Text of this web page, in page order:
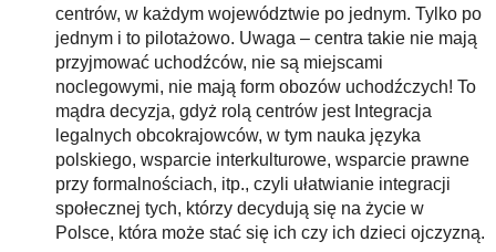
centrów, w każdym województwie po jednym. Tylko po
jednym i to pilotażowo. Uwaga – centra takie nie mają
przyjmować uchodźców, nie są miejscami
noclegowymi, nie mają form obozów uchodźczych! To
mądra decyzja, gdyż rolą centrów jest Integracja
legalnych obcokrajowców, w tym nauka języka
polskiego, wsparcie interkulturowe, wsparcie prawne
przy formalnościach, itp., czyli ułatwianie integracji
społecznej tych, którzy decydują się na życie w
Polsce, która może stać się ich czy ich dzieci ojczyzną.